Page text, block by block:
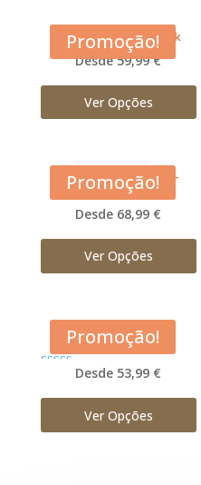
Promoção!
Acana Free Run Duck
Desde 59,99 €
Ver Opções
Promoção!
Acana Large Breed –
Adulto
Desde 68,99 €
Ver Opções
Promoção!
Acana Pacifica
Avaliação
de 5
Desde 53,99 €
Ver Opções